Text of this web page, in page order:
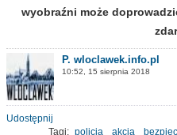
wyobraźni może
P. wloclawek.info.pl
10:52, 15 sierpnia 2018
Udostępnij
Tagi: policja akcja